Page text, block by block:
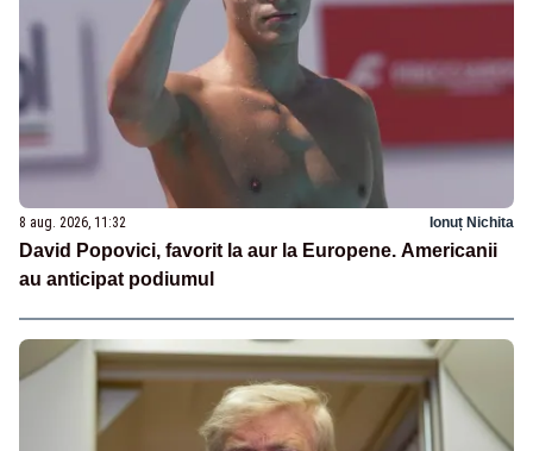
8 aug. 2026, 11:32 Ionuț Nichita
David Popovici, favorit la aur la Europene. Americanii
au anticipat podiumul